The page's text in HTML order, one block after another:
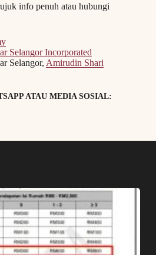
info penuh atau hubungi
Selangor Incorporated
Selangor, Amirudin Shari
ATAU MEDIA SOSIAL: